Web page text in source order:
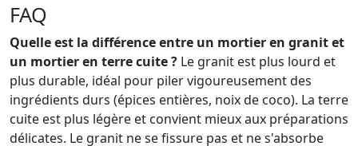
FAQ
Quelle est la différence entre un mortier en granit et
un mortier en terre cuite ? Le granit est plus lourd et
plus durable, idéal pour piler vigoureusement des
ingrédients durs (épices entières, noix de coco). La terre
cuite est plus légère et convient mieux aux préparations
délicates. Le granit ne se fissure pas et ne s'absorbe